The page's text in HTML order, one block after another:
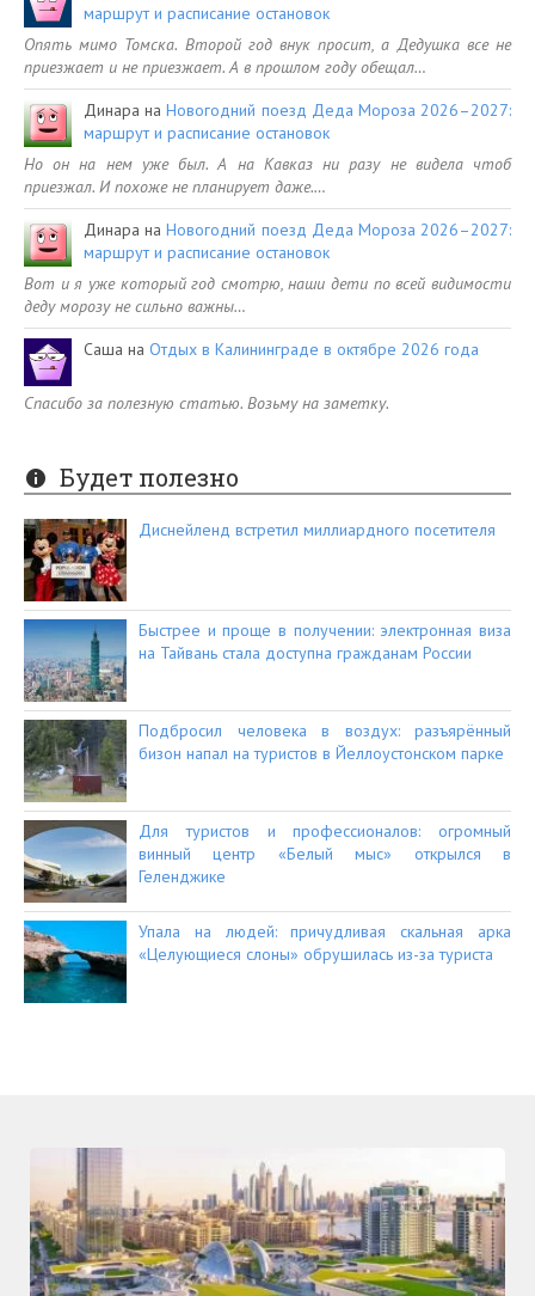
маршрут и расписание остановок
Опять мимо Томска. Второй год внук просит, а Дедушка все не
приезжает и не приезжает. А в прошлом году обещал…
Динара наНовогодний поезд Деда Мороза 2026–2027:
маршрут и расписание остановок
Но он на нем уже был. А на Кавказ ни разу не видела чтоб
приезжал. И похоже не планирует даже.…
Динара наНовогодний поезд Деда Мороза 2026–2027:
маршрут и расписание остановок
Вот и я уже который год смотрю, наши дети по всей видимости
деду морозу не сильно важны…
Саша на Отдых в Калининграде в октябре 2026 года
Спасибо за полезную статью. Возьму на заметку.
Будет полезно
Диснейленд встретил миллиардного посетителя
Быстрее и проще в получении: электронная виза
на Тайвань стала доступна гражданам России
Подбросил человека в воздух: разъярённый
бизон напал на туристов в Йеллоустонском парке
Для туристов и профессионалов: огромный
винный центр «Белый мыс» открылся в
Геленджике
Упала на людей: причудливая скальная арка
«Целующиеся слоны» обрушилась из-за туриста